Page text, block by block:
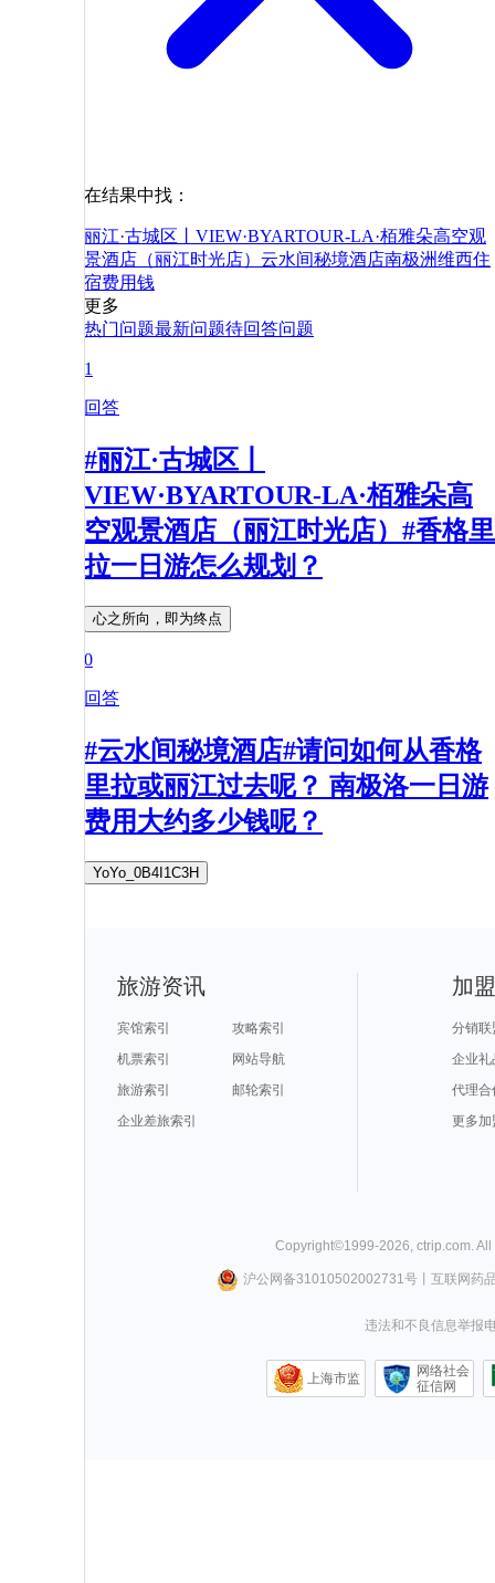
在结果中找：
丽江·古城区丨VIEW·BYARTOUR-LA·栢雅朵高空观
景酒店（丽江时光店） 云水间秘境酒店南极洲维西住
宿费用钱
更多
热门问题最新问题待回答问题
1
回答
#丽江·古城区丨
VIEW·BYARTOUR-LA·栢雅朵高
空观景酒店（丽江时光店）#香格里
拉一日游怎么规划？
心之所向，即为终点
0
回答
#云水间秘境酒店#请问如何从香格
里拉或丽江过去呢？ 南极洛一日游
费用大约多少钱呢？
YoYo_0B4I1C3H
旅游资讯
宾馆索引
攻略索引
机票索引
网站导航
旅游索引
邮轮索引
企业差旅索引
加
分销联
企业礼
代理合
更多加
Copyright©1999-2026 ctrip.com .
沪公网备31010502002731号丨 互联网药
违法和不良信息举报
上海市监
网络社会
征信网